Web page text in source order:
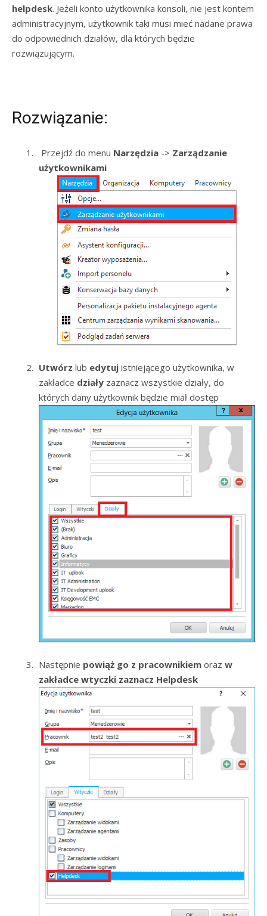
helpdesk. Jeżeli konto użytkownika konsoli, nie jest kontem
administracyjnym, użytkownik taki musi mieć nadane prawa
do odpowiednich działów, dla których będzie
rozwiązującym.
Rozwiązanie:
Przejdź do menu Narzędzia -> Zarządzanie
użytkownikami
Utwórz lub edytuj istniejącego użytkownika, w
zakładce działy zaznacz wszystkie działy, do
których dany użytkownik będzie miał dostęp
Następnie powiąż go z pracownikiem oraz w
zakładce wtyczki zaznacz Helpdesk